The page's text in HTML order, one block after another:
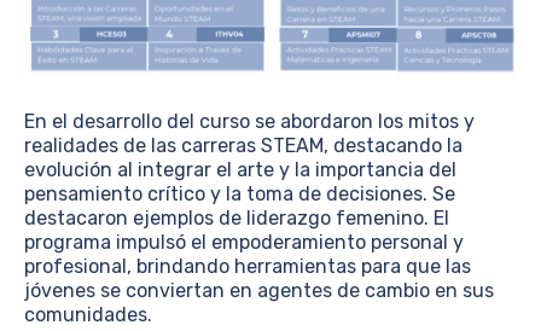
En el desarrollo del curso se abordaron los mitos y
realidades de las carreras STEAM, destacando la
evolución al integrar el arte y la importancia del
pensamiento crítico y la toma de decisiones. Se
destacaron ejemplos de liderazgo femenino. El
programa impulsó el empoderamiento personal y
profesional, brindando herramientas para que las
jóvenes se conviertan en agentes de cambio en sus
comunidades.